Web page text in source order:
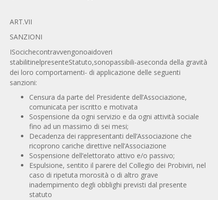
ART.VII
SANZIONI
ISocichecontravvengonoaidoveri
stabilitinelpresenteStatuto,sonopassibili-aseconda della gravità
dei loro comportamenti- di applicazione delle seguenti
sanzioni:
Censura da parte del Presidente dell’Associazione,
comunicata per iscritto e motivata
Sospensione da ogni servizio e da ogni attività sociale
fino ad un massimo di sei mesi;
Decadenza dei rappresentanti dell’Associazione che
ricoprono cariche direttive nell’Associazione
Sospensione dell’elettorato attivo e/o passivo;
Espulsione, sentito il parere del Collegio dei Probiviri, nel
caso di ripetuta morosità o di altro grave
inadempimento degli obblighi previsti dal presente
statuto